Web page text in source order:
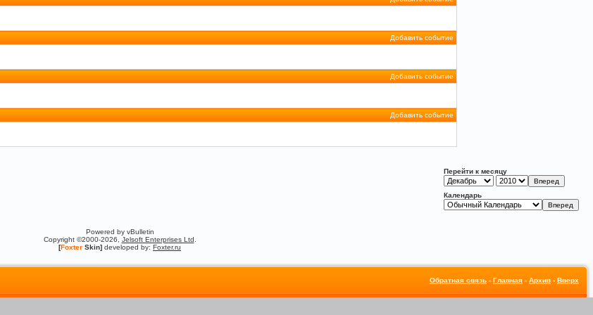
Добавить событие
Добавить событие
Добавить событие
Перейти к месяцу
Календарь
Powered by vBulletin
Copyright ©2000-2026, Jelsoft Enterprises Ltd
[Foxter Skin] developed by: Foxter.ru
Обратная связь - Главная - Архив - Вверх